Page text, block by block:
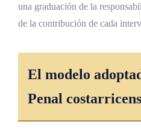
Responsabilidad del
organizativa
a distancia
una graduación de la
de la contribución de cada
El modelo
Penal